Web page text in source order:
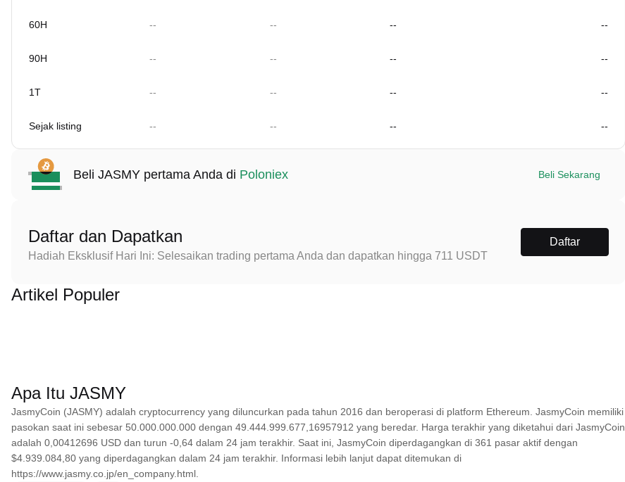
60H -- -- -- --
90H -- -- -- --
1T -- -- -- --
Sejak listing -- -- -- --
Beli JASMY pertama Anda di Poloniex Beli Sekarang
Daftar dan Dapatkan
Hadiah Eksklusif Hari Ini: Selesaikan trading pertama Anda dan dapatkan hingga 711 USDT
Daftar
Artikel Populer
Apa Itu JASMY
JasmyCoin (JASMY) adalah cryptocurrency yang diluncurkan pada tahun 2016 dan beroperasi di platform Ethereum. JasmyCoin memiliki
pasokan saat ini sebesar 50.000.000.000 dengan 49.444.999.677,16957912 yang beredar. Harga terakhir yang diketahui dari JasmyCoin
adalah 0,00412696 USD dan turun -0,64 dalam 24 jam terakhir. Saat ini, JasmyCoin diperdagangkan di 361 pasar aktif dengan
$4.939.084,80 yang diperdagangkan dalam 24 jam terakhir. Informasi lebih lanjut dapat ditemukan di
https://www.jasmy.co.jp/en_company.html.